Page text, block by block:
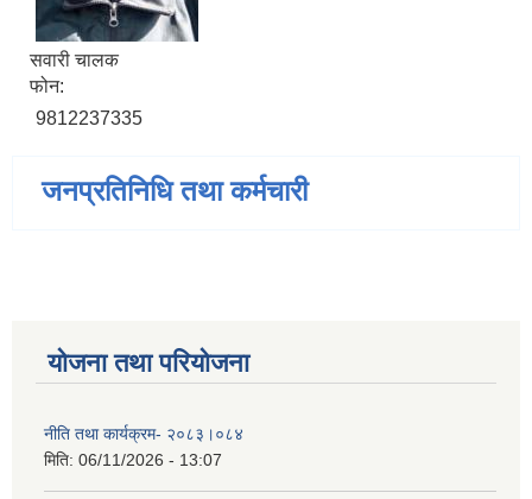
सवारी चालक
फोन:
9812237335
जनप्रतिनिधि तथा कर्मचारी
योजना तथा परियोजना
नीति तथा कार्यक्रम- २०८३।०८४
मिति: 06/11/2026 - 13:07